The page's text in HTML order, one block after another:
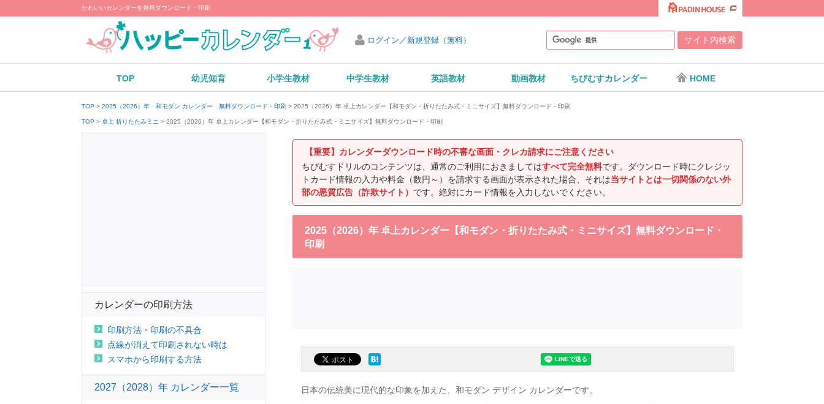
かわいいカレンダーを無料ダウンロード・印刷
ログイン／新規登録（無料）
TOP 幼児知育 小学生教材 中学生教材 英語教材 動画教材 ちびむすカレンダー HOME
TOP 2025（2026）年 和モダン カレンダー 無料ダウンロード・印刷 2025（2026）年 卓上カレンダー【和モダン・折りたたみ式・ミニサイズ】無料ダウンロード・印刷
TOP 卓上 折りたたみミニ 2025（2026）年 卓上カレンダー【和モダン・折りたたみ式・ミニサイズ】無料ダウンロード・印刷
【重要】カレンダーダウンロード時の不審な画面・クレカ請求にご注意ください
ちびむすドリルのコンテンツは、通常のご利用におきましてはすべて完全無料です。ダウンロード時にクレジッ
トカード情報の入力や料金（数円～）を請求する画面が表示された場合、それは当サイトとは一切関係のない外
部の悪質広告（詐欺サイト） です。絶対にカード情報を入力しないでください。
2025（2026）年 卓上カレンダー【和モダン・折りたたみ式・ミニサイズ】無料ダウンロード・
印刷
日本の伝統美に現代的な印象を加えた、和モダン デザイン カレンダーです。
カレンダーの印刷方法
印刷方法・印刷の不具合
点線が消えて印刷されない時は
スマホから印刷する方法
2027（2028）年 カレンダー一覧